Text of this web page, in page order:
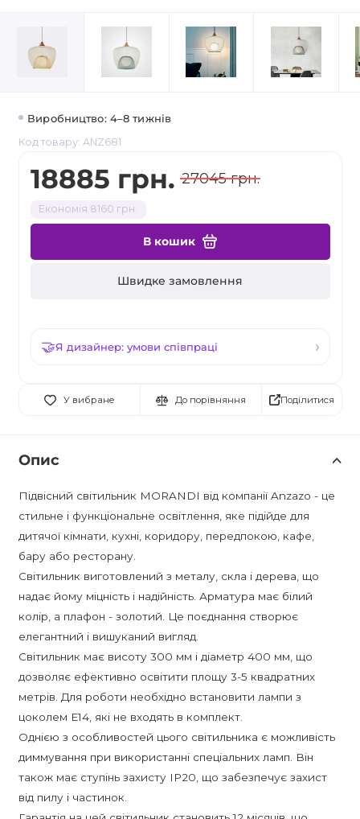
Виробництво: 4–8 тижнів
Код товару: ANZ681
18885 грн. 27045 грн.
Економія 8160 грн.
В кошик
Швидке замовлення
Я дизайнер: умови співпраці
У вибране До порівняння Поділитися
Опис
Підвісний світильник MORANDI від компанії Anzazo - це
стильне і функціональне освітлення, яке підійде для
дитячої кімнати, кухні, коридору, передпокою, кафе,
бару або ресторану.
Світильник виготовлений з металу, скла і дерева, що
надає йому міцність і надійність. Арматура має білий
колір, а плафон - золотий. Це поєднання створює
елегантний і вишуканий вигляд.
Світильник має висоту 300 мм і діаметр 400 мм, що
дозволяє ефективно освітити площу 3-5 квадратних
метрів. Для роботи необхідно встановити лампи з
цоколем E14, які не входять в комплект.
Однією з особливостей цього світильника є можливість
диммування при використанні спеціальних ламп. Він
також має ступінь захисту IP20, що забезпечує захист
від пилу і частинок.